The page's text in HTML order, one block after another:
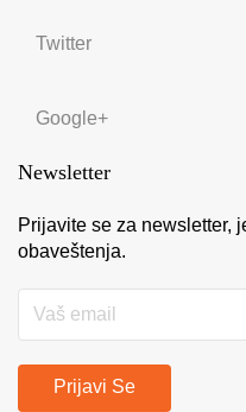
Twitter
Google+
Newsletter
Prijavite se za newsletter,
obaveštenja.
Prijavi Se